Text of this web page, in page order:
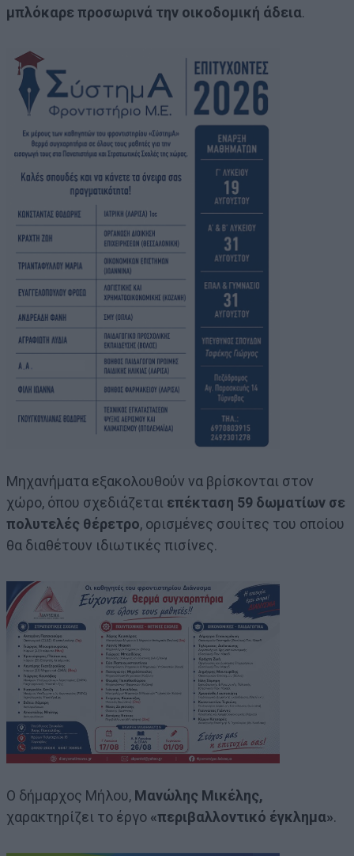
μπλόκαρε προσωρινά την οικοδομική άδεια.
Μηχανήματα εξακολουθούν να βρίσκονται στον
χώρο, όπου σχεδιάζεται επέκταση 59 δωματίων σε
πολυτελές θέρετρο, ορισμένες σουίτες του οποίου
θα διαθέτουν ιδιωτικές πισίνες.
Ο δήμαρχος Μήλου, Μανώλης Μικέλης,
χαρακτηρίζει το έργο «περιβαλλοντικό έγκλημα».